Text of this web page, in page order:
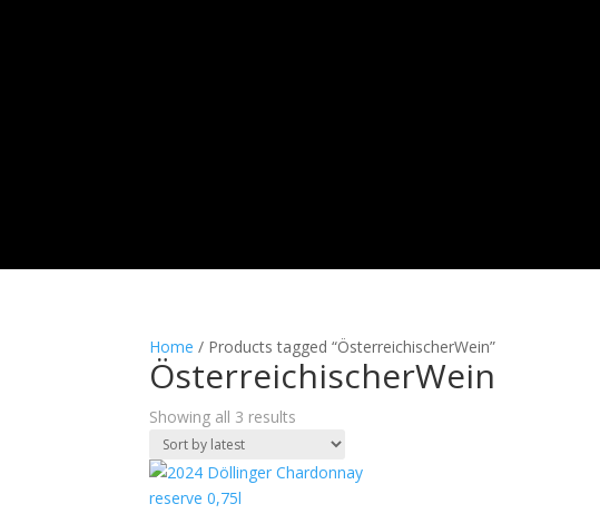
Home / Products tagged “ÖsterreichischerWein”
ÖsterreichischerWein
Showing all 3 results
latest